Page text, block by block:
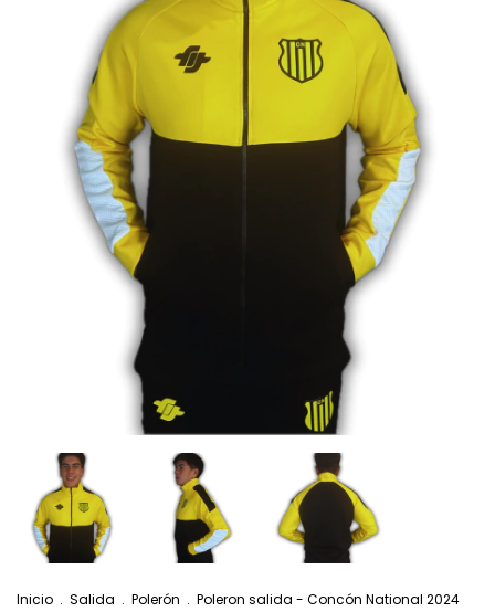
Inicio . Salida . Polerón . Poleron salida - Concón National 2024